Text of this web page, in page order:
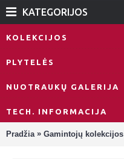
KATEGORIJOS
KOLEKCIJOS
PLYTELĖS
NUOTRAUKŲ GALERIJA
TECH. INFORMACIJA
Pradžia » Gamintojų kolekcijos